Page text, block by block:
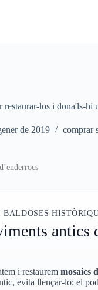
los i dona'ls-hi
de 2019 comprar
BALDOSES
antics
i restaurem mosaics
evita llençar-lo: el